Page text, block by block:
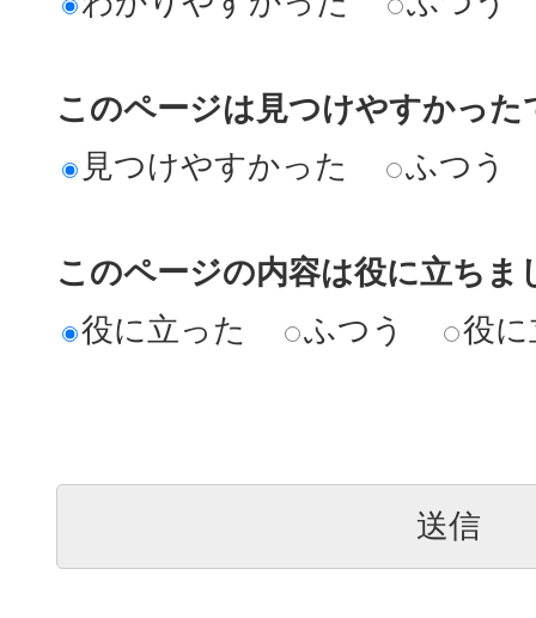
このページは見つけやすかった
見つけやすかった
ふつう
このページの内容は役に立ちま
役に立った
ふつう 役